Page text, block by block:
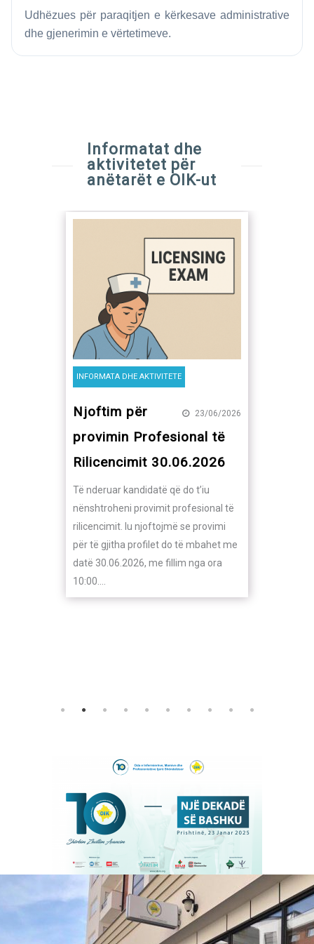
Udhëzues për paraqitjen e kërkesave administrative
dhe gjenerimin e vërtetimeve.
Informatat dhe
aktivitetet për
anëtarët e OIK-ut
DHE AKTIVITETE
23/06/2026
Profesional të
30.06.2026
kandidatë që do t’iu
provimit profesional të
Iu njoftojmë se provimi
gjitha profilet do të mbahet me
me fillim nga ora
Njoftim për
shtyrjen e afatit
sqarim rreth
nga anëtarësia
Me qëllim që sa më shumë
kenë mundësinë të
skemën e sigurimit, OIK-u,
bashkëpunim me